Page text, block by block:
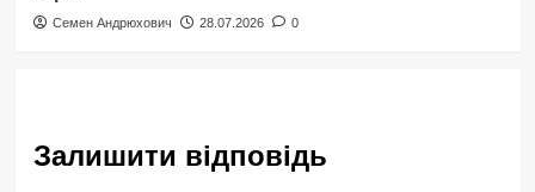
Семен Андрюхович 28.07.2026 0
Залишити відповідь